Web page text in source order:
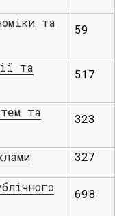
та
59
та
517
та
323
327
698